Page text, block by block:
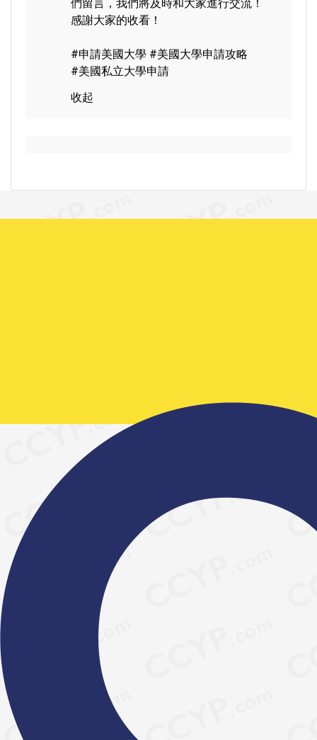
們留言，我們將及時和大家進行交流！
感謝大家的收看！
#申請美國大學 #美國大學申請攻略
#美國私立大學申請
收起